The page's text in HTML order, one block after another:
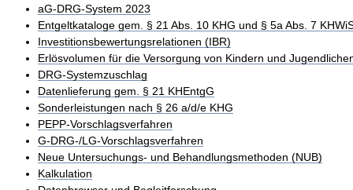
aG-DRG-System 2023
Entgeltkataloge gem. § 21 Abs. 10 KHG und § 5a Abs. 7
Investitionsbewertungsrelationen (IBR)
Erlösvolumen für die Versorgung von Kindern und
DRG-Systemzuschlag
Datenlieferung gem. § 21 KHEntgG
Sonderleistungen nach § 26 a/d/e KHG
PEPP-Vorschlagsverfahren
G-DRG-/LG-Vorschlagsverfahren
Neue Untersuchungs- und Behandlungsmethoden (NUB)
Kalkulation